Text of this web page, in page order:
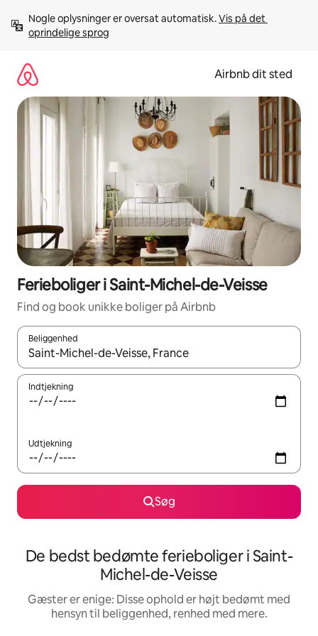
videre
Nogle oplysninger er oversat automatisk. Vis på det
oprindelige sprog
Airbnb dit sted
Ferieboliger i Saint-Michel-de-Veisse
Find og book unikke boliger på Airbnb
Beliggenhed
Når resultaterne er tilgængelige, skal du navigere med
Indtjekning
Udtjekning
Søg
De bedst bedømte ferieboliger i Saint-
Michel-de-Veisse
Gæster er enige: Disse ophold er højt bedømt med
hensyn til beliggenhed, renhed med mere.